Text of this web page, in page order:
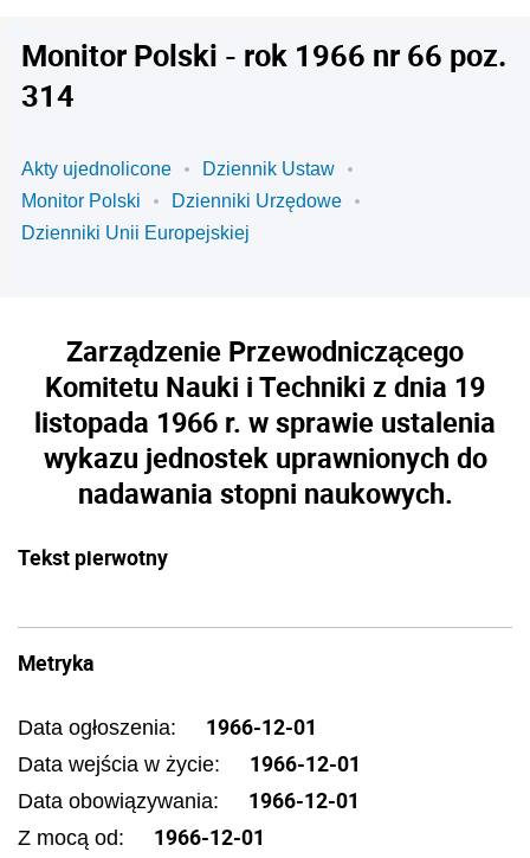
Monitor Polski - rok 1966 nr 66 poz.
314
Akty ujednolicone
Dziennik Ustaw
Monitor Polski
Dzienniki Urzędowe
Dzienniki Unii Europejskiej
Zarządzenie Przewodniczącego
Komitetu Nauki i Techniki z dnia 19
listopada 1966 r. w sprawie ustalenia
wykazu jednostek uprawnionych do
nadawania stopni naukowych.
Tekst pierwotny
Metryka
Data ogłoszenia: 1966-12-01
Data wejścia w życie: 1966-12-01
Data obowiązywania: 1966-12-01
Z mocą od: 1966-12-01